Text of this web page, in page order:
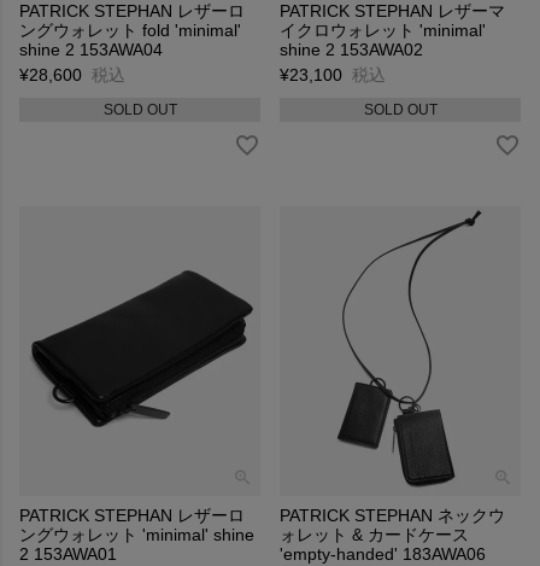
PATRICK STEPHAN レザーロ
ングウォレット fold 'minimal'
shine 2 153AWA04
¥28,600 税込
SOLD OUT
PATRICK STEPHAN レザーマ
イクロウォレット 'minimal'
shine 2 153AWA02
¥23,100 税込
SOLD OUT
PATRICK STEPHAN レザーロ
ングウォレット 'minimal' shine
2 153AWA01
PATRICK STEPHAN ネックウ
ォレット & カードケース
'empty-handed' 183AWA06